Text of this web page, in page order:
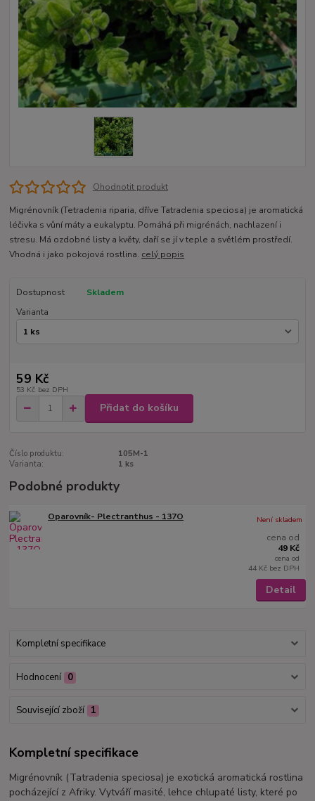
Ohodnotit produkt
Migrénovník (Tetradenia riparia, dříve Tatradenia speciosa) je aromatická
léčivka s vůní máty a eukalyptu. Pomáhá při migrénách, nachlazení i
stresu. Má ozdobné listy a květy, daří se jí v teple a světlém prostředí.
Vhodná i jako pokojová rostlina. celý popis
Dostupnost
Skladem
Varianta
59 Kč
53 Kč bez DPH
Přidat do košíku
Číslo produktu:
105M-1
Varianta:
1 ks
Podobné produkty
Oparovník- Plectranthus - 137O
cena od
49 Kč
cena od
44 Kč bez DPH
Není skladem
Detail
Kompletní specifikace
Hodnocení 0
Související zboží 1
Kompletní specifikace
Migrénovník (Tatradenia speciosa) je exotická aromatická rostlina
pocházející z Afriky. Vytváří masité, lehce chlupaté listy, které po